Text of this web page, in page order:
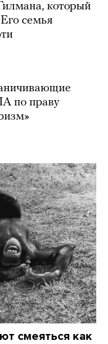
который
семья
по праву
смеяться как